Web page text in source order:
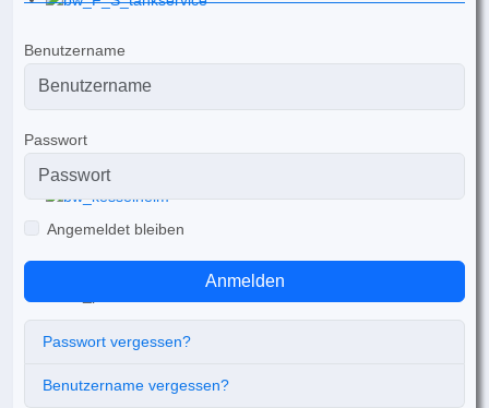
Benutzername
Passwort
Angemeldet bleiben
Anmelden
Passwort vergessen?
Benutzername vergessen?